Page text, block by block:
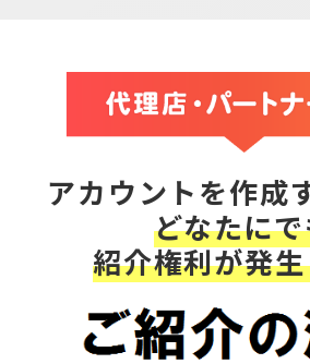
アカウントを作成
どなたに
紹介権利が発